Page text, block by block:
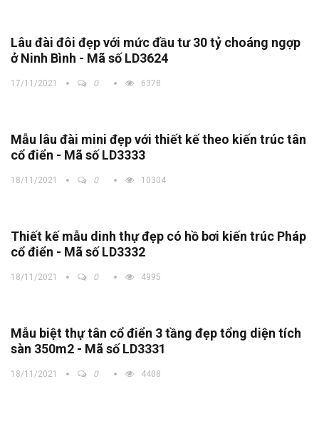
Lâu đài đôi đẹp với mức đầu tư 30 tỷ choáng ngợp
ở Ninh Bình - Mã số LD3624
17/11/2021 0 6378
Mẫu lâu đài mini đẹp với thiết kế theo kiến trúc tân
cổ điển - Mã số LD3333
18/11/2021 0 10304
Thiết kế mẫu dinh thự đẹp có hồ bơi kiến trúc Pháp
cổ điển - Mã số LD3332
18/11/2021 0 4995
Mẫu biệt thự tân cổ điển 3 tầng đẹp tổng diện tích
sàn 350m2 - Mã số LD3331
18/11/2021 0 4408